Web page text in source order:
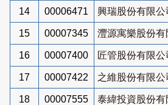
14 00006471 興瑞股份有限公
15 00007345 灃源寓樂股份有
16 00007400 匠管股份有限公
17 00007422 之維股份有限公
18 00007555 泰緯投資股份有